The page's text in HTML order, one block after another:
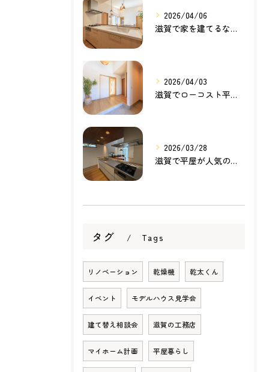
2026/04/06
滋賀で家を建てるなら知っておきたい住宅ローンの基本｜無理のない家づくりの考え方
2026/04/03
滋賀でローコスト平屋を建てるなら？無理のない価格で理想の暮らしを叶える家づくり
2026/03/28
滋賀で平屋が人気の理由とは？暮らしやすさ・家事動線・将来性から考える家づくり
タグ Tags
リノベーション 乾燥機 乾太くん
イベント モデルハウス見学会
建て替え相談会 滋賀の工務店
マイホーム計画 平屋暮らし